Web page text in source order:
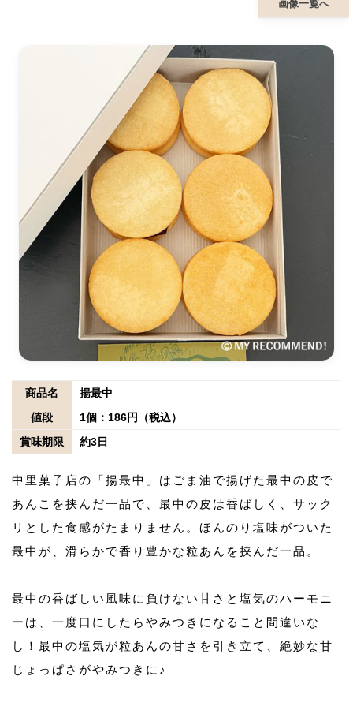
画像一覧へ
商品名
揚最中
値段
1個：186円（税込）
賞味期限
約3日
中里菓子店の「揚最中」はごま油で揚げた最中の皮で
あんこを挟んだ一品で、最中の皮は香ばしく、サック
リとした食感がたまりません。ほんのり塩味がついた
最中が、滑らかで香り豊かな粒あんを挟んだ一品。
最中の香ばしい風味に負けない甘さと塩気のハーモニ
ーは、一度口にしたらやみつきになること間違いな
し！最中の塩気が粒あんの甘さを引き立て、絶妙な甘
じょっぱさがやみつきに♪